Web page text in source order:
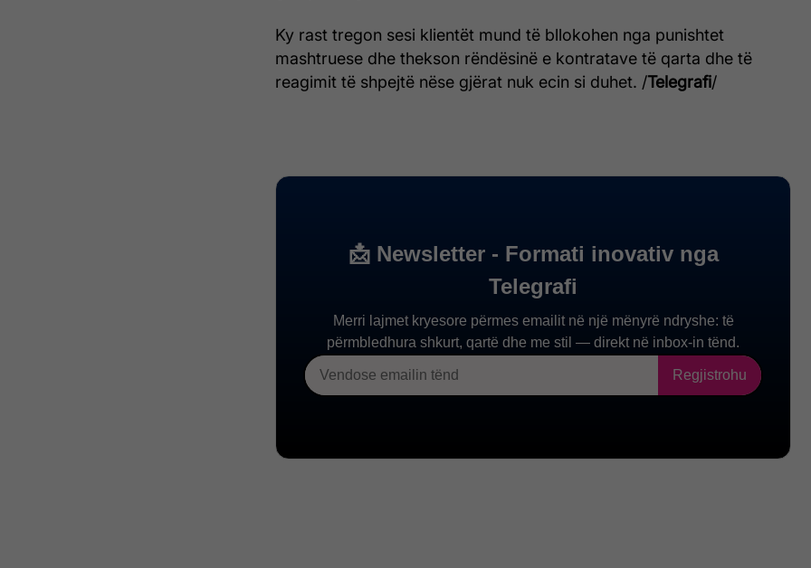
Ky rast tregon sesi klientët mund të bllokohen nga punishtet
mashtruese dhe thekson rëndësinë e kontratave të qarta dhe të
reagimit të shpejtë nëse gjërat nuk ecin si duhet. /Telegrafi/